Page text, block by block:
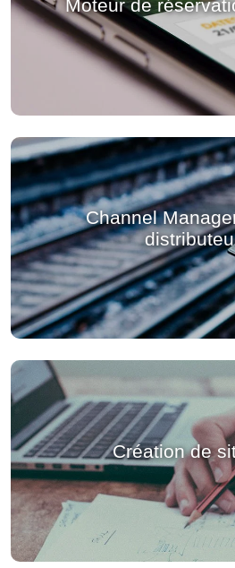
Moteur de
Channel
Création de